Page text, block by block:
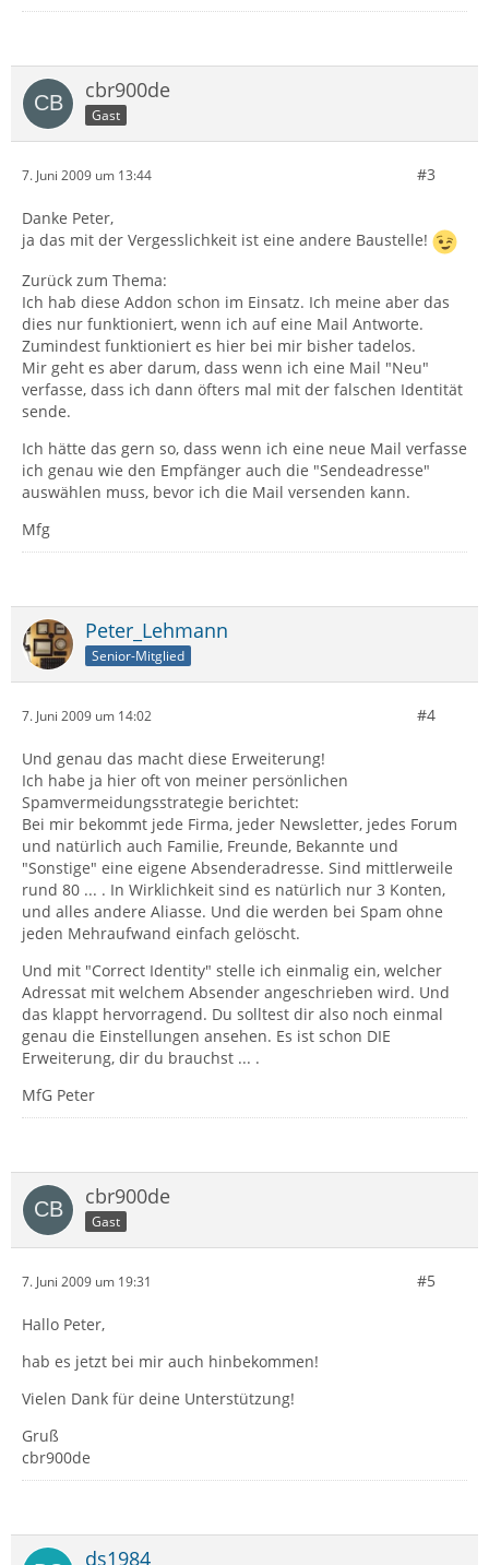
cbr900de
Gast
7. Juni 2009 um 13:44 #3
Danke Peter,
ja das mit der Vergesslichkeit ist eine andere Baustelle!
Zurück zum Thema:
Ich hab diese Addon schon im Einsatz. Ich meine aber das
dies nur funktioniert, wenn ich auf eine Mail Antworte.
Zumindest funktioniert es hier bei mir bisher tadelos.
Mir geht es aber darum, dass wenn ich eine Mail "Neu"
verfasse, dass ich dann öfters mal mit der falschen Identität
sende.
Ich hätte das gern so, dass wenn ich eine neue Mail verfasse
ich genau wie den Empfänger auch die "Sendeadresse"
auswählen muss, bevor ich die Mail versenden kann.
Mfg
Peter_Lehmann
Senior-Mitglied
7. Juni 2009 um 14:02 #4
Und genau das macht diese Erweiterung!
Ich habe ja hier oft von meiner persönlichen
Spamvermeidungsstrategie berichtet:
Bei mir bekommt jede Firma, jeder Newsletter, jedes Forum
und natürlich auch Familie, Freunde, Bekannte und
"Sonstige" eine eigene Absenderadresse. Sind mittlerweile
rund 80 ... . In Wirklichkeit sind es natürlich nur 3 Konten,
und alles andere Aliasse. Und die werden bei Spam ohne
jeden Mehraufwand einfach gelöscht.
Und mit "Correct Identity" stelle ich einmalig ein, welcher
Adressat mit welchem Absender angeschrieben wird. Und
das klappt hervorragend. Du solltest dir also noch einmal
genau die Einstellungen ansehen. Es ist schon DIE
Erweiterung, dir du brauchst ... .
MfG Peter
cbr900de
Gast
7. Juni 2009 um 19:31 #5
Hallo Peter,
hab es jetzt bei mir auch hinbekommen!
Vielen Dank für deine Unterstützung!
Gruß
cbr900de
ds1984